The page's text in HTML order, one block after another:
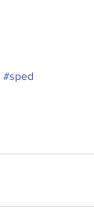
#sped